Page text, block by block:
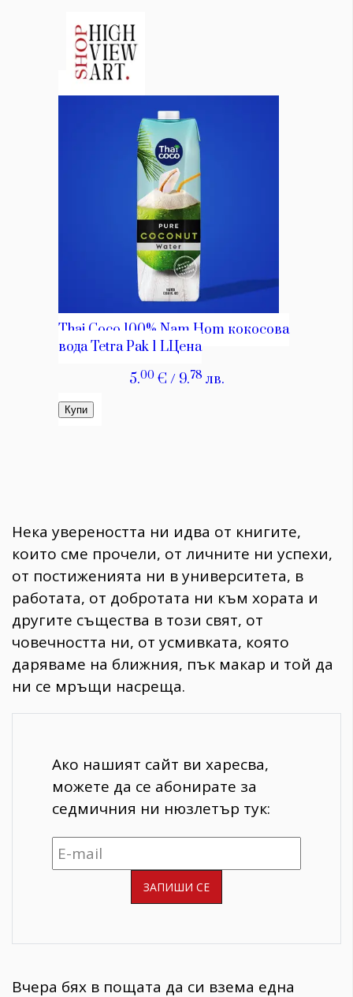
Нека увереността ни идва от книгите,
които сме прочели, от личните ни успехи,
от постиженията ни в университета, в
работата, от добротата ни към хората и
другите същества в този свят, от
човечността ни, от усмивката, която
даряваме на ближния, пък макар и той да
ни се мръщи насреща.
Ако нашият сайт ви харесва,
можете да се абонирате за
седмичния ни нюзлетър тук:
Вчера бях в пощата да си взема една